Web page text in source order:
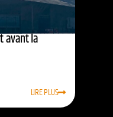
avant la
LIRE PLUS